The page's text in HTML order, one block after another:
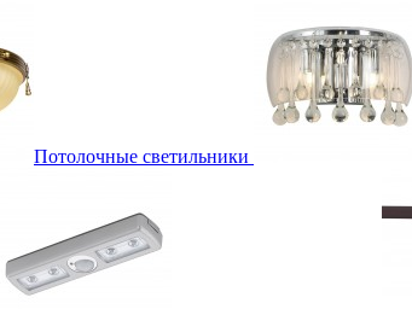
Потолочные светильники